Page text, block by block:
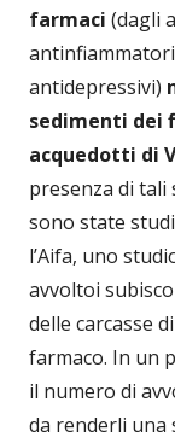
farmaci (dagli
antidepressivi)
sedimenti dei
acquedotti di
presenza di tali
sono state
l’Aifa, uno
avvoltoi
delle carcasse
farmaco. In un
il numero di
da renderli una